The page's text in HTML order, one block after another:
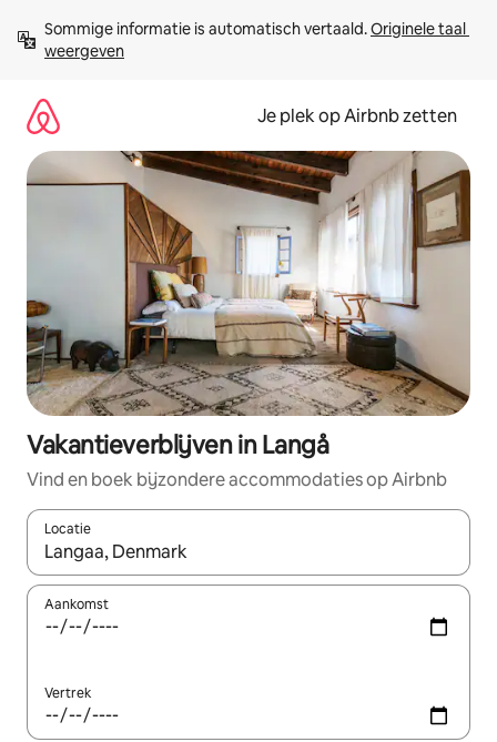
direct
naar
Sommige informatie is automatisch vertaald. Originele taal
weergeven
Je plek op Airbnb zetten
Vakantieverblijven in Langå
Vind en boek bijzondere accommodaties op Airbnb
Locatie
Wanneer er resultaten beschikbaar zijn, maak je een keuze
Aankomst
Vertrek